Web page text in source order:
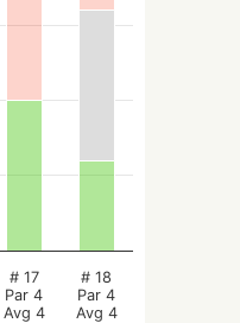
# 17
Par 4
Avg 4
# 18
Par 4
Avg 4